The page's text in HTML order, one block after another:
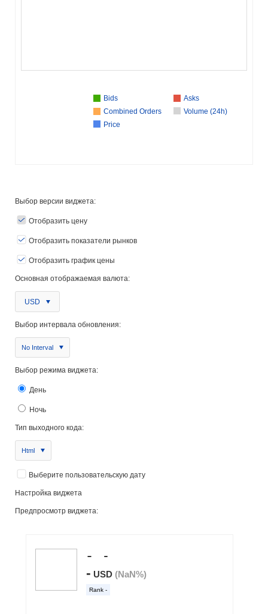
Bids
Asks
Combined Orders
Volume (24h)
Price
Выбор версии виджета:
Отобразить цену
Отобразить показатели рынков
Отобразить график цены
Основная отображаемая валюта:
USD
Выбор интервала обновления:
No Interval
Выбор режима виджета:
День
Ночь
Тип выходного кода:
Html
Выберите пользовательскую дату
Настройка виджета
Предпросмотр виджета: